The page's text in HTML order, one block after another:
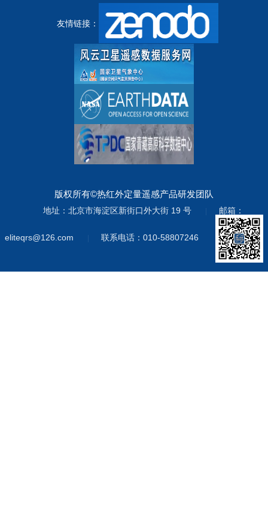
友情链接：
版权所有©热红外定量遥感产品研发团队
地址：北京市海淀区新街口外大街 19 号 邮箱：
eliteqrs@126.com 联系电话：010-58807246